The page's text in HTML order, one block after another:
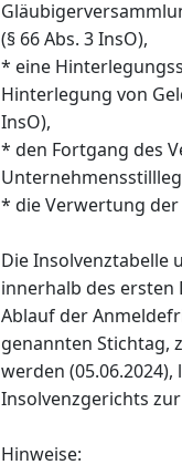
(§ 66 Abs. 3 InsO),
* eine
Hinterlegung von
InsO),
* den Fortgang des
* die Verwertung der
Die Insolvenztabelle
innerhalb des ersten
Ablauf der
genannten Stichtag,
werden
Insolvenzgerichts
Hinweise: